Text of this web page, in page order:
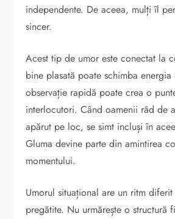
independente. De aceea, mulți îl
sincer.
Acest tip de umor este conectat la
bine plasată poate schimba
observație rapidă poate crea o
interlocutori. Când oamenii râd de
apărut pe loc, se simt incluși în
Gluma devine parte din amintirea
momentului.
Umorul situațional are un ritm
pregătite. Nu urmărește o structură